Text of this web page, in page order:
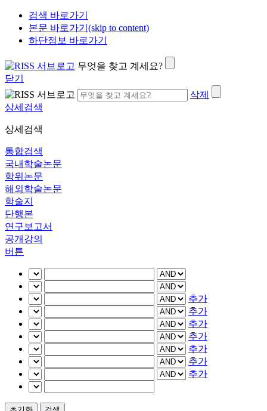
검색 바로가기
본문 바로가기(skip to content)
하단정보 바로가기
무엇을 찾고 계세요?
닫기
삭제
상세검색
상세검색
통합검색
국내학술논문
학위논문
해외학술논문
학술지
단행본
연구보고서
공개강의
버튼
추가
추가
추가
추가
추가
추가
추가